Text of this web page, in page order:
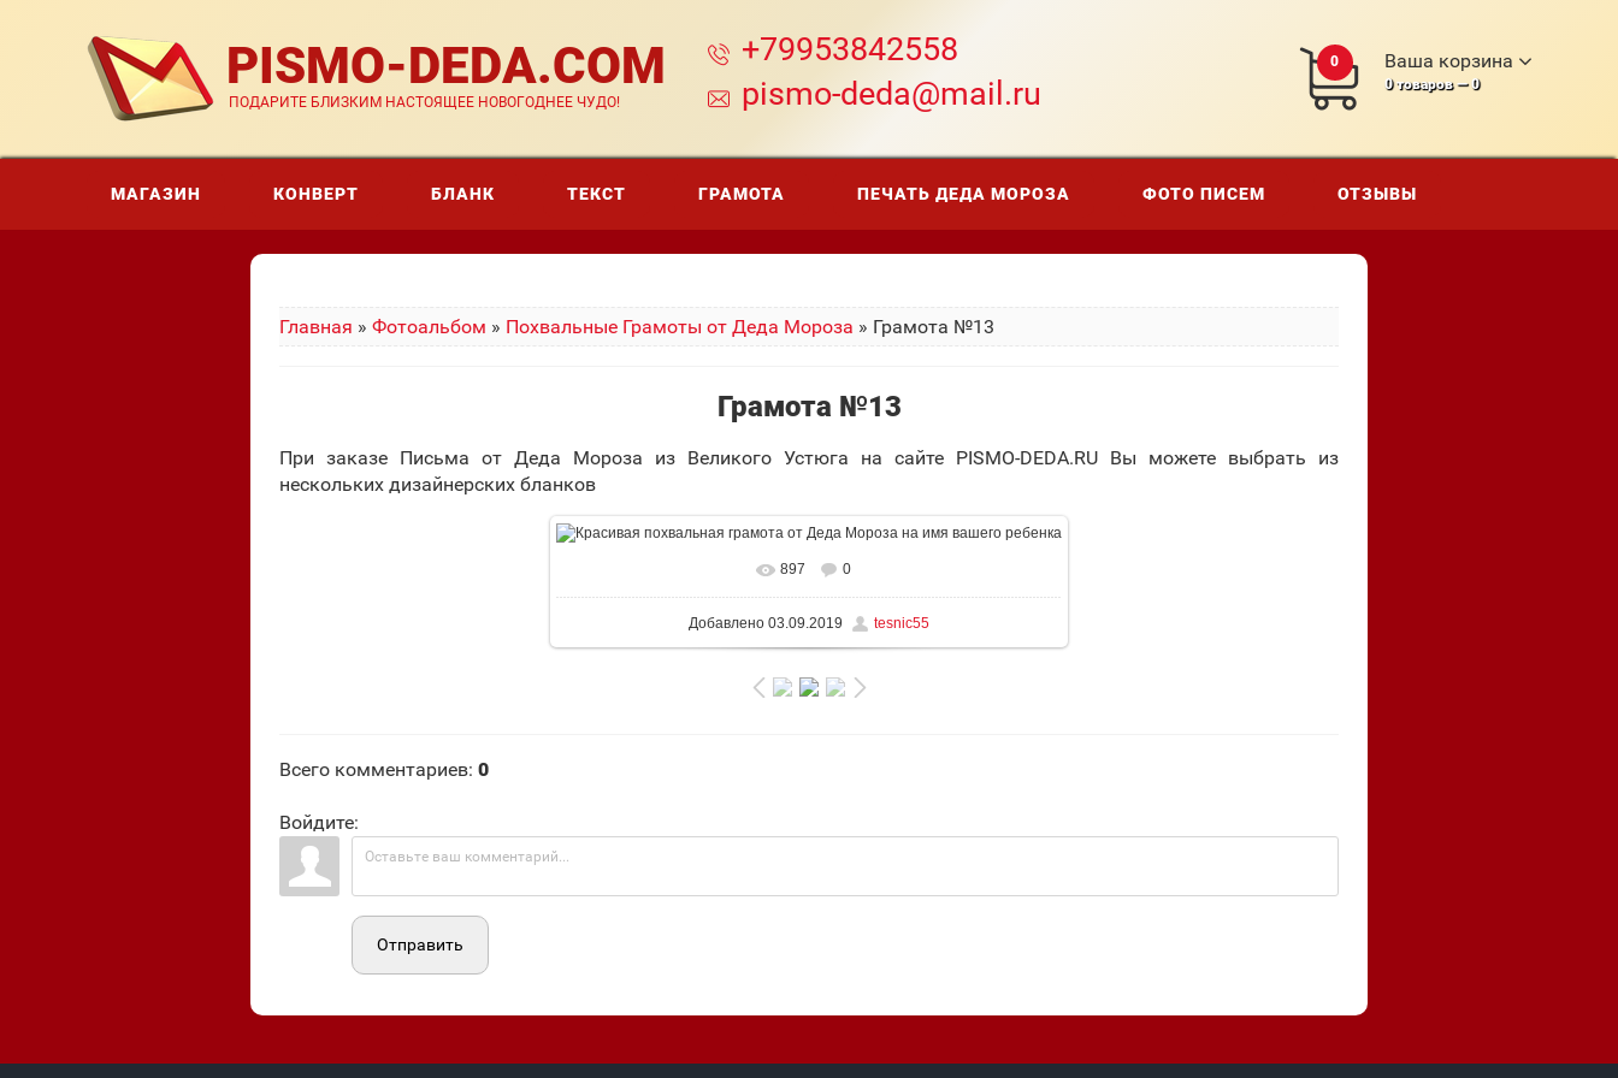
PISMO-DEDA.COM
ПОДАРИТЕ БЛИЗКИМ НАСТОЯЩЕЕ НОВОГОДНЕЕ ЧУДО!
0 Ваша корзина
0товаров —0
+79953842558
pismo-deda@mail.ru
МАГАЗИН КОНВЕРТ БЛАНК ТЕКСТ ГРАМОТА ПЕЧАТЬ ДЕДА МОРОЗА ФОТО ПИСЕМ ОТЗЫВЫ
Главная » Фотоальбом » Похвальные Грамоты от Деда Мороза » Грамота №13
Грамота №13
При заказе Письма от Деда Мороза из Великого Устюга на сайте PISMO-DEDA.RU Вы можете выбрать из
нескольких дизайнерских бланков
В реальном размере 1023x1447
897 0
Добавлено 03.09.2019 tesnic55
Всего комментариев: 0
Войдите:
Отправить